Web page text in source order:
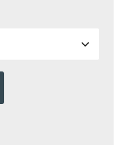
Wert ein